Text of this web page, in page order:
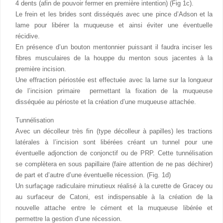
4 dents (afin de pouvoir fermer en première intention) (Fig 1c).
Le frein et les brides sont disséqués avec une pince d’Adson et la
lame pour libérer la muqueuse et ainsi éviter une éventuelle
récidive.
En présence d’un bouton mentonnier puissant il faudra inciser les
fibres musculaires de la houppe du menton sous jacentes à la
première incision.
Une effraction périostée est effectuée avec la lame sur la longueur
de l’incision primaire permettant la fixation de la muqueuse
disséquée au périoste et la création d’une muqueuse attachée.
Tunnélisation
Avec un décolleur très fin (type décolleur à papilles) les tractions
latérales à l’incision sont libérées créant un tunnel pour une
éventuelle adjonction de conjonctif ou de PRP. Cette tunnélisation
se complètera en sous papillaire (faire attention de ne pas déchirer)
de part et d’autre d’une éventuelle récession. (Fig. 1d)
Un surfaçage radiculaire minutieux réalisé à la curette de Gracey ou
au surfaceur de Catoni, est indispensable à la création de la
nouvelle attache entre le cément et la muqueuse libérée et
permettre la gestion d’une récession.